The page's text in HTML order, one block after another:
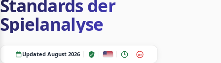
Standards der
Spielanalyse
Updated August 2026 18+